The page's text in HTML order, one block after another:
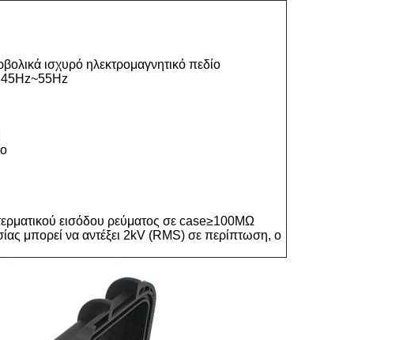
ισχυρό ηλεκτρομαγνητικό πεδίο
εισόδου ρεύματος σε case≥100MΩ
μπορεί να αντέξει 2kV (RMS) σε περίπτωση, ο